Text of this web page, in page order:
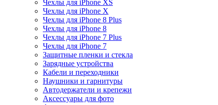
Чехлы для iPhone XS
Чехлы для iPhone X
Чехлы для iPhone 8 Plus
Чехлы для iPhone 8
Чехлы для iPhone 7 Plus
Чехлы для iPhone 7
Защитные пленки и стекла
Зарядные устройства
Кабели и переходники
Наушники и гарнитуры
Автодержатели и крепежи
Аксессуары для фото